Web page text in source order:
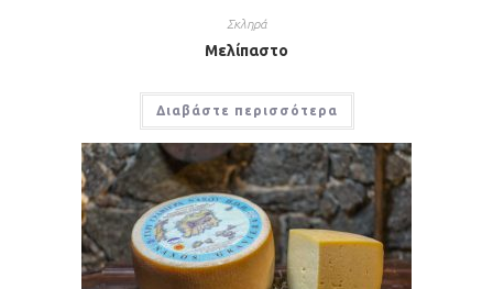
Σκληρά
Μελίπαστο
Διαβάστε περισσότερα